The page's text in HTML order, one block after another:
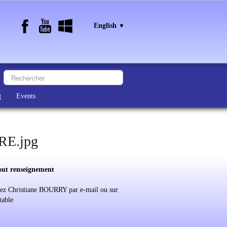
English ▼
Events
renseignement
Christiane BOURRY par e-mail ou sur